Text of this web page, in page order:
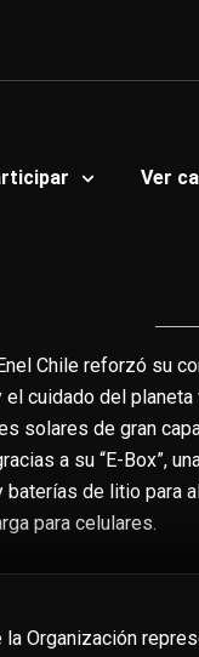
Ver
Chile reforzó su
cuidado del planeta
solares de gran
a su “E-Box”,
de litio para
para celulares.
Organización